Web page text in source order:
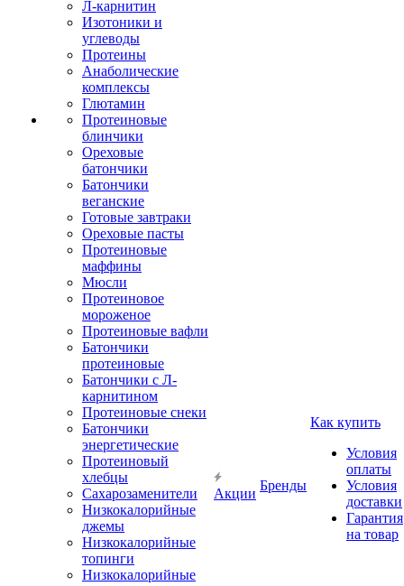
Л-карнитин
Изотоники и
углеводы
Протеины
Анаболические
комплексы
Глютамин
Протеиновые
блинчики
Ореховые
батончики
Батончики
веганские
Готовые завтраки
Ореховые пасты
Протеиновые
маффины
Мюсли
Протеиновое
мороженое
Протеиновые вафли
Батончики
протеиновые
Батончики с Л-
карнитином
Протеиновые снеки
Батончики
энергетические
Протеиновый
хлебцы
Сахарозаменители
Низкокалорийные
джемы
Низкокалорийные
топинги
Низкокалорийные
Акции
Бренды
Как купить
Условия
оплаты
Условия
доставки
Гарантия
на товар